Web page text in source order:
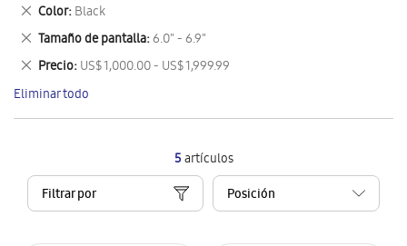
5artículos
Filtrar por
Color Black
Eliminar
este
artículo
Tamaño de pantalla 6.0" - 6.9"
Eliminar
este
artículo
Precio US$ 1,000.00 - US$ 1,999.99
Eliminar
este
artículo
Eliminar todo